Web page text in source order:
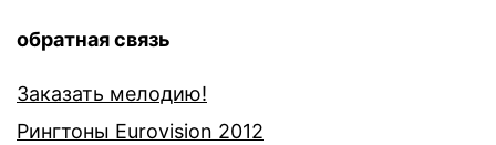
обратная связь
Заказать мелодию!
Рингтоны Eurovision 2012